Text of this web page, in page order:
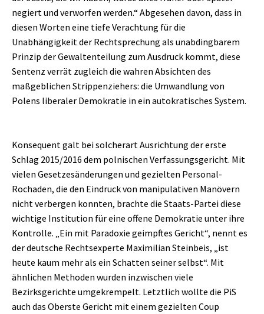
negiert und verworfen werden.“ Abgesehen davon, dass in
diesen Worten eine tiefe Verachtung für die
Unabhängigkeit der Rechtsprechung als unabdingbarem
Prinzip der Gewaltenteilung zum Ausdruck kommt, diese
Sentenz verrät zugleich die wahren Absichten des
maßgeblichen Strippenziehers: die Umwandlung von
Polens liberaler Demokratie in ein autokratisches System.
Konsequent galt bei solcherart Ausrichtung der erste
Schlag 2015/2016 dem polnischen Verfassungsgericht. Mit
vielen Gesetzesänderungen und gezielten Personal-
Rochaden, die den Eindruck von manipulativen Manövern
nicht verbergen konnten, brachte die Staats-Partei diese
wichtige Institution für eine offene Demokratie unter ihre
Kontrolle. „Ein mit Paradoxie geimpftes Gericht“, nennt es
der deutsche Rechtsexperte Maximilian Steinbeis, „ist
heute kaum mehr als ein Schatten seiner selbst“. Mit
ähnlichen Methoden wurden inzwischen viele
Bezirksgerichte umgekrempelt. Letztlich wollte die PiS
auch das Oberste Gericht mit einem gezielten Coup